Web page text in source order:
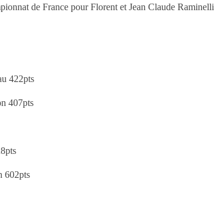
de France pour Florent et Jean Claude Raminelli
422pts
407pts
602pts